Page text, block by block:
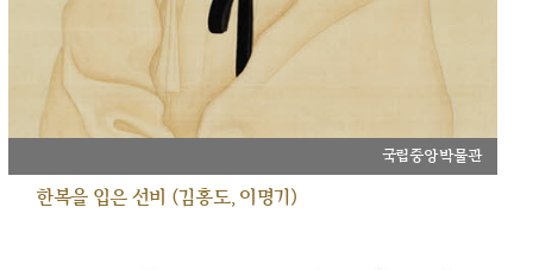
국립중앙박물관
한복을 입은 선비 (김홍도, 이명기)